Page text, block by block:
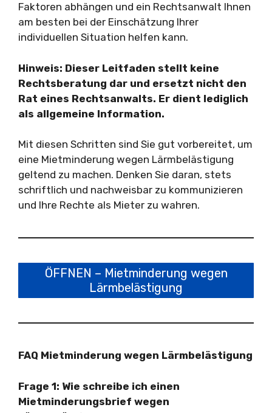
Faktoren abhängen und ein Rechtsanwalt Ihnen
am besten bei der Einschätzung Ihrer
individuellen Situation helfen kann.
Hinweis: Dieser Leitfaden stellt keine
Rechtsberatung dar und ersetzt nicht den
Rat eines Rechtsanwalts. Er dient lediglich
als allgemeine Information.
Mit diesen Schritten sind Sie gut vorbereitet, um
eine Mietminderung wegen Lärmbelästigung
geltend zu machen. Denken Sie daran, stets
schriftlich und nachweisbar zu kommunizieren
und Ihre Rechte als Mieter zu wahren.
ÖFFNEN – Mietminderung wegen
Lärmbelästigung
FAQ Mietminderung wegen Lärmbelästigung
Frage 1: Wie schreibe ich einen
Mietminderungsbrief wegen